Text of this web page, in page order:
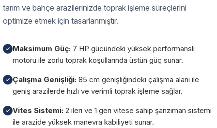
tarım ve bahçe arazilerinizde toprak işleme süreçlerini
optimize etmek için tasarlanmıştır.
✓ Maksimum Güç: 7 HP gücündeki yüksek performanslı
motoru ile zorlu toprak koşullarında üstün güç sunar.
✓ Çalışma Genişliği: 85 cm genişliğindeki çalışma alanı ile
geniş arazilerde hızlı ve verimli toprak işleme sağlar.
✓ Vites Sistemi: 2 ileri ve 1 geri vitese sahip şanzıman sistemi
ile arazide yüksek manevra kabiliyeti sunar.